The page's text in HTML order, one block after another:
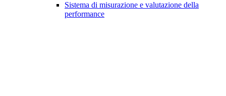
Sistema di misurazione e valutazione della
performance